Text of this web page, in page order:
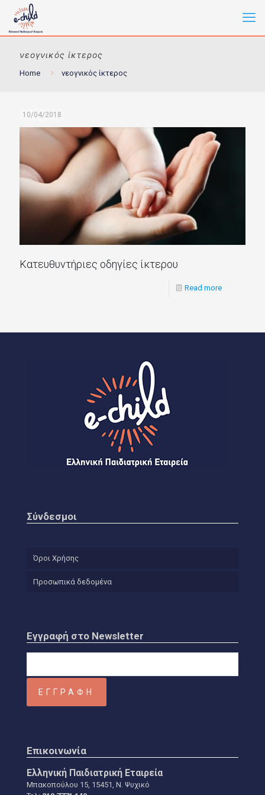
νεογνικός ίκτερος
Home νεογνικός ίκτερος
10/04/2018
Κατευθυντήριες οδηγίες ίκτερου
Read more
Σύνδεσμοι
Όροι Χρήσης
Προσωπικά δεδομένα
Εγγραφή στο Newsletter
Επικοινωνία
Ελληνική Παιδιατρική Εταιρεία
Μπακοπούλου 15, 15451, Ν. Ψυχικό